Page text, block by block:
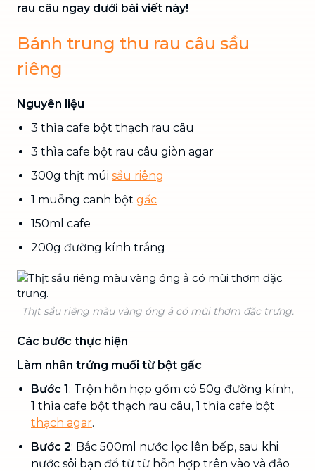
rau câu ngay dưới bài viết này!
Bánh trung thu rau câu sầu
riêng
Nguyên liệu
3 thìa cafe bột thạch rau câu
3 thìa cafe bột rau câu giòn agar
300g thịt múi sầu riêng
1 muỗng canh bột gấc
150ml cafe
200g đường kính trắng
Thịt sầu riêng màu vàng óng ả có mùi thơm đặc trưng.
Các bước thực hiện
Làm nhân trứng muối từ bột gấc
Bước 1: Trộn hỗn hợp gồm có 50g đường kính,
1 thìa cafe bột thạch rau câu, 1 thìa cafe bột
thạch agar.
Bước 2: Bắc 500ml nước lọc lên bếp, sau khi
nước sôi bạn đổ từ từ hỗn hợp trên vào và đảo